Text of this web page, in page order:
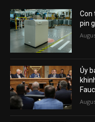
Con
pin
Ủy